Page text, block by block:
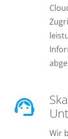
support_agent
Wir